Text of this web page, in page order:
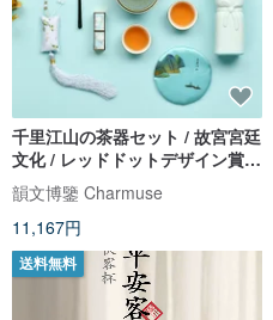
千里江山の茶器セット / 故宮宮廷
文化 / レッドドットデザイン賞受
賞 / 持ち運び可能
韻文博鑒 Charmuse
11,167円
送料無料